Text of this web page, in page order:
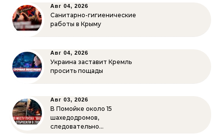
Авг 04, 2026
Санитарно-гигиенические
работы в Крыму
Авг 04, 2026
Украина заставит Кремль
просить пощады
Авг 03, 2026
В Помойке около 15
шахедодромов,
следовательно…